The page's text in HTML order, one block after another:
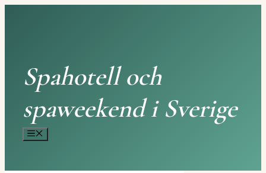
Spahotell och
spaweekend i Sverige
Meny